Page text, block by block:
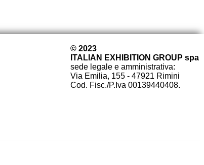
© 2023
ITALIAN EXHIBITION GROUP spa
sede legale e amministrativa:
Via Emilia, 155 - 47921 Rimini
Cod. Fisc./P.Iva 00139440408.